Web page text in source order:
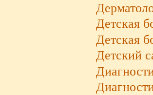
Детская
Детская
Детский